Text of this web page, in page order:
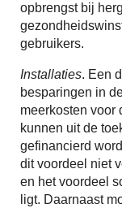
opbrengst bij
gebruikers.
Installaties. Een
besparingen in
meerkosten voor
kunnen uit de
gefinancierd
dit voordeel niet
en het voordeel
ligt. Daarnaast